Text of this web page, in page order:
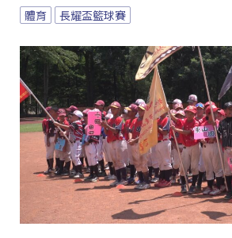
體育 長耀盃籃球賽